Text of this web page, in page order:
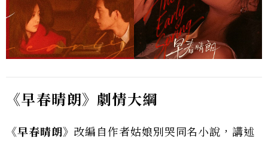
《早春晴朗》劇情大綱
《早春晴朗》 改編自作者姑娘別哭同名小說，講述